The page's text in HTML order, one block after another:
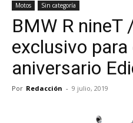
Motos Sin categoría
BMW R nineT
exclusivo
aniversario
Por Redacción - 9 julio, 2019